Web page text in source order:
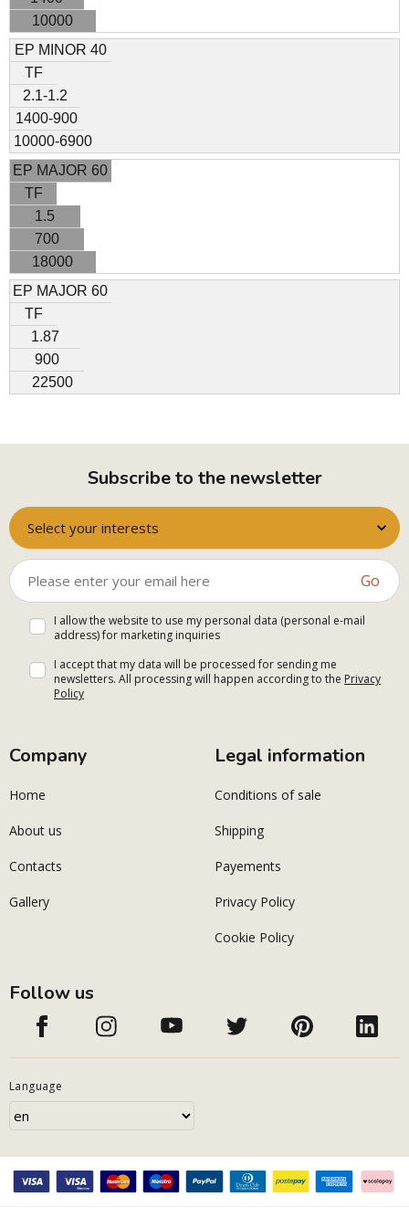
10000
EP MINOR 40
TF
2.1-1.2
1400-900
10000-6900
EP MAJOR 60
TF
1.5
700
18000
EP MAJOR 60
TF
1.87
900
22500
Subscribe to the newsletter
Select your interests
Go
I allow the website to use my personal data (personal e-mail
address) for marketing inquiries
I accept that my data will be processed for sending me
newsletters. All processing will happen according to the Privacy
Policy
Company
Home
About us
Contacts
Gallery
Legal information
Conditions of sale
Shipping
Payements
Privacy Policy
Cookie Policy
Follow us
Language